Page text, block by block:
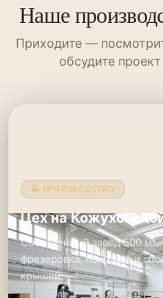
Наше
Приходите —
обсудите
🏭 ПРОИЗВОДСТВО
Цех на
Собственный завод 500
фрезеровка, покраска и
крышей.